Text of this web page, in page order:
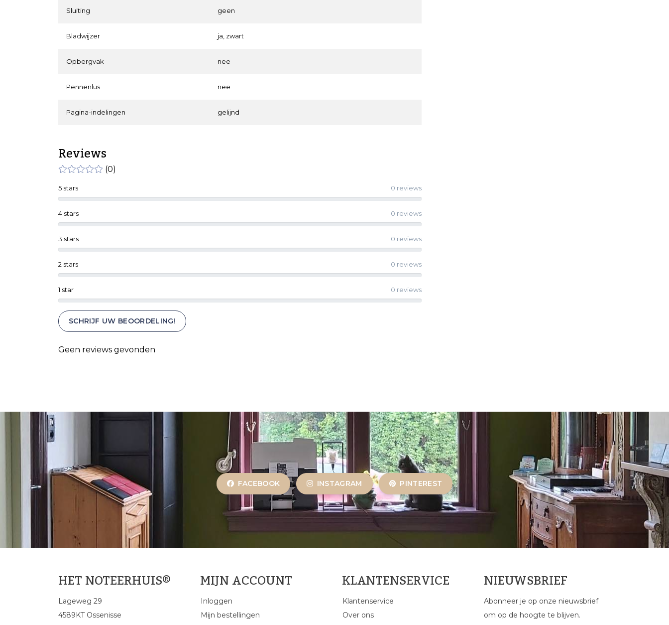
Sluiting geen
Bladwijzer ja, zwart
Opbergvak nee
Pennenlus nee
Pagina-indelingen gelijnd
Reviews
(0)
1 star 0 reviews
2 stars 0 reviews
3 stars 0 reviews
4 stars 0 reviews
5 stars 0 reviews
SCHRIJF UW BEOORDELING!
Geen reviews gevonden
FACEBOOK INSTAGRAM PINTEREST
HET NOTEERHUIS®
Lageweg 29
4589KT Ossenisse
MIJN ACCOUNT
Inloggen
Mijn bestellingen
KLANTENSERVICE
Klantenservice
Over ons
NIEUWSBRIEF
Abonneer je op onze nieuwsbrief
om op de hoogte te blijven.